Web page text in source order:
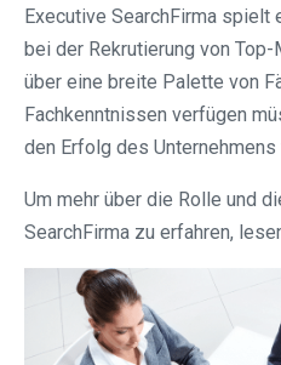
Executive SearchFirma
bei der Rekrutierung von
über eine breite Palette von
Fachkenntnissen verfügen
den Erfolg des
Um mehr über die Rolle und
SearchFirma zu erfahren,